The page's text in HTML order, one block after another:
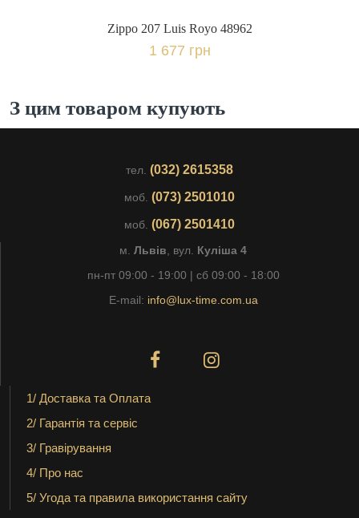
Zippo 207 Luis Royo 48962
1 677 грн
З цим товаром купують
тел. (032) 2615358
моб. (073) 2501010
моб. (067) 2501410
м. Львів , вул. Куліша 4
пн-пт 09:00 - 19:00 | сб 09:00 - 18:00
E-mail: info@lux-time.com.ua
1/ Доставка та Оплата
2/ Гарантія та сервіс
3/ Гравірування
4/ Про нас
5/ Угода та правила використання сайту